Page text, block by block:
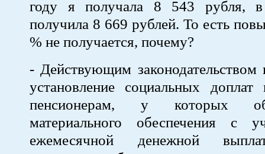
году я получала 8 543 рубля,
получила 8 669 рублей. То есть
% не получается, почему?
- Действующим законодательством
установление социальных
пенсионерам, у которых
материального обеспечения с
ежемесячной денежной